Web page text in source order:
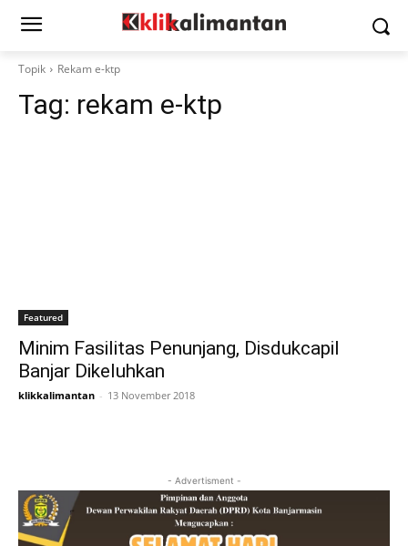
Topik Rekam e-ktp
Tag: rekam e-ktp
Featured
Minim Fasilitas Penunjang, Disdukcapil
Banjar Dikeluhkan
klikkalimantan - 13 November 2018
- Advertisment -